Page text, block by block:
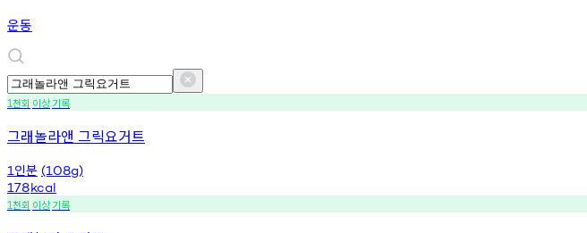
운동
1천회 이상기록
그래놀라앤 그릭요거트
1 인분 (108g)
178kcal
1천회 이상기록